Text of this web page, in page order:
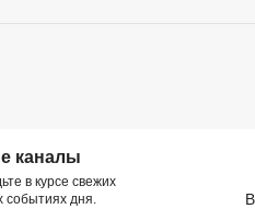
каналы
в курсе свежих
дня.